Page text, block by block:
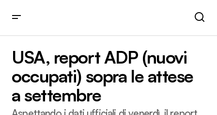
settembre
USA, report ADP (nuovi
occupati) sopra le attese
a settembre